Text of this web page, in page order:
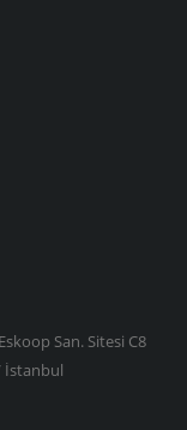
San. Sitesi C8
İstanbul